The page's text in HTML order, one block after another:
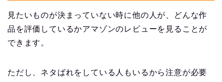
見たいものが決まっていない時に他の人が、どんな作
品を評価しているかアマゾンのレビューを見ることが
できます。
ただし、ネタばれをしている人もいるから注意が必要